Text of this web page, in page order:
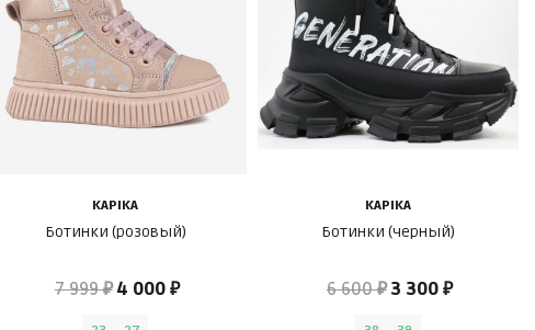
KAPIKA
Ботинки (розовый)
7 999 ₽ 4 000 ₽
KAPIKA
Ботинки (черный)
6 600 ₽3 300 ₽